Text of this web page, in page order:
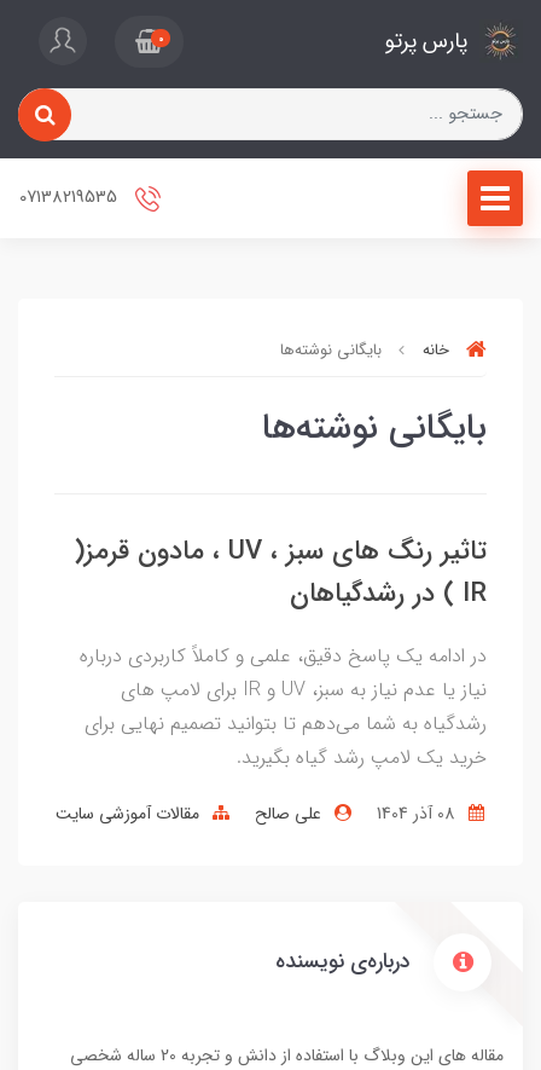
پارس پرتو 0
خانه بایگانی نوشته‌ها
بایگانی نوشته‌ها
تاثیر رنگ های سبز ، UV ، مادون قرمز(
IR ) در رشدگیاهان
در ادامه یک پاسخ دقیق، علمی و کاملاً کاربردی درباره
نیاز یا عدم نیاز به سبز، UV و IR برای لامپ های
رشدگیاه به شما می‌دهم تا بتوانید تصمیم نهایی برای
خرید یک لامپ رشد گیاه بگیرید.
علی صالح مقالات آموزشی سایت
درباره‌ی نویسنده
مقاله های این وبلاگ با استفاده از دانش و تجربه 20 ساله شخصی